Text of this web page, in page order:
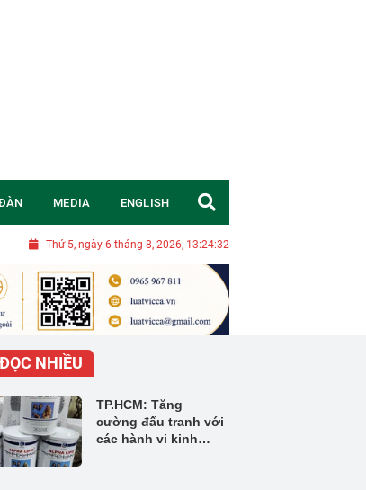
lai bền vững Thịt bò nuôi cấy tế bào được cấp phép tại
Thứ 5, ngày 6 tháng 8, 2026, 13:24:33
MEDIA ENGLISH
NHIỀU
TP.HCM: Tăng
cường đấu tranh với
các hành vi kinh